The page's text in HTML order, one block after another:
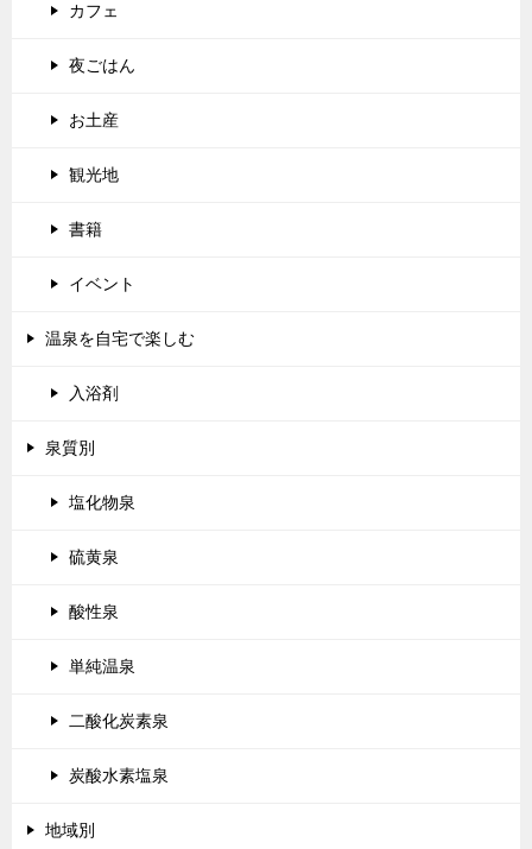
カフェ
夜ごはん
お土産
観光地
書籍
イベント
温泉を自宅で楽しむ
入浴剤
泉質別
塩化物泉
硫黄泉
酸性泉
単純温泉
二酸化炭素泉
炭酸水素塩泉
地域別